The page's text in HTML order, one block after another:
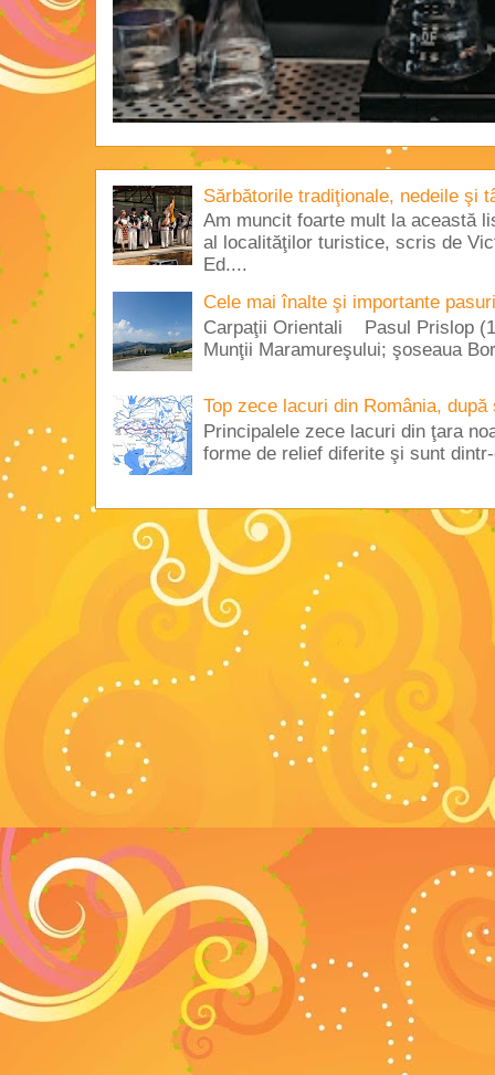
Sărbătorile tradiţionale, nedeile şi
Am muncit foarte mult la această
al localităţilor turistice, scris de
Ed....
Cele mai înalte şi importante
Carpaţii Orientali Pasul Prislop
Munţii Maramureşului; şoseaua
Top zece lacuri din România, după
Principalele zece lacuri din ţara
forme de relief diferite şi sunt